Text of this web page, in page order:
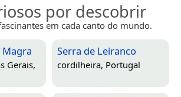
por descobrir
em cada canto do mundo.
Magra
Gerais,
Serra de Leiranco
cordilheira, Portugal